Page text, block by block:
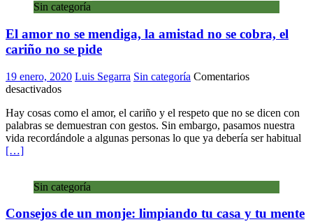
Sin categoría
El amor no se mendiga, la amistad no se cobra, el
cariño no se pide
19 enero, 2020 Luis Segarra Sin categoría Comentarios
desactivadosen
amor
no
se
no
cobra,
Hay cosas como el amor, el cariño y el respeto que no se dicen con
palabras se demuestran con gestos. Sin embargo, pasamos nuestra
vida recordándole a algunas personas lo que ya debería ser habitual
[…]
Sin categoría
Consejos de un monje: limpiando tu casa y tu mente